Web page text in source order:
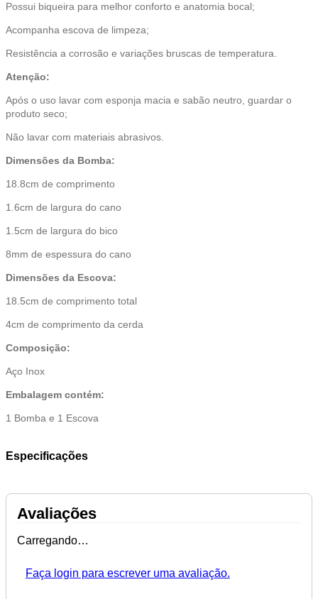
Possui biqueira para melhor conforto e anatomia bocal;
Acompanha escova de limpeza;
Resistência a corrosão e variações bruscas de temperatura.
Atenção:
Após o uso lavar com esponja macia e sabão neutro, guardar o
produto seco;
Não lavar com materiais abrasivos.
Dimensões da Bomba:
18.8cm de comprimento
1.6cm de largura do cano
1.5cm de largura do bico
8mm de espessura do cano
Dimensões da Escova:
18.5cm de comprimento total
4cm de comprimento da cerda
Composição:
Aço Inox
Embalagem contém:
1 Bomba e 1 Escova
Especificações
Avaliações
Carregando…
Faça login para escrever uma avaliação.